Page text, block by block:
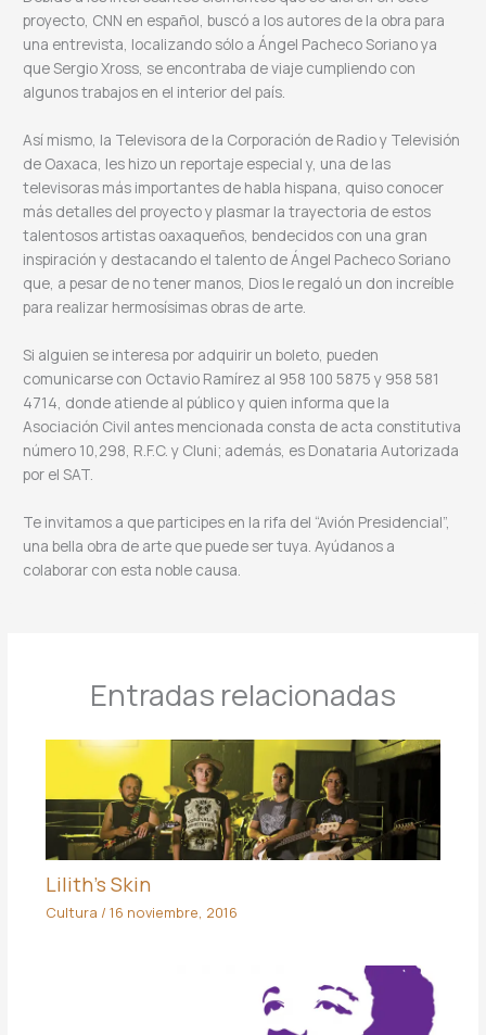
proyecto, CNN en español, buscó a los autores de la obra para
una entrevista, localizando sólo a Ángel Pacheco Soriano ya
que Sergio Xross, se encontraba de viaje cumpliendo con
algunos trabajos en el interior del país.
Así mismo, la Televisora de la Corporación de Radio y Televisión
de Oaxaca, les hizo un reportaje especial y, una de las
televisoras más importantes de habla hispana, quiso conocer
más detalles del proyecto y plasmar la trayectoria de estos
talentosos artistas oaxaqueños, bendecidos con una gran
inspiración y destacando el talento de Ángel Pacheco Soriano
que, a pesar de no tener manos, Dios le regaló un don increíble
para realizar hermosísimas obras de arte.
Si alguien se interesa por adquirir un boleto, pueden
comunicarse con Octavio Ramírez al 958 100 5875 y 958 581
4714, donde atiende al público y quien informa que la
Asociación Civil antes mencionada consta de acta constitutiva
número 10,298, R.F.C. y Cluni; además, es Donataria Autorizada
por el SAT.
Te invitamos a que participes en la rifa del “Avión Presidencial”,
una bella obra de arte que puede ser tuya. Ayúdanos a
colaborar con esta noble causa.
Entradas relacionadas
Lilith’s Skin
Cultura / 16 noviembre, 2016